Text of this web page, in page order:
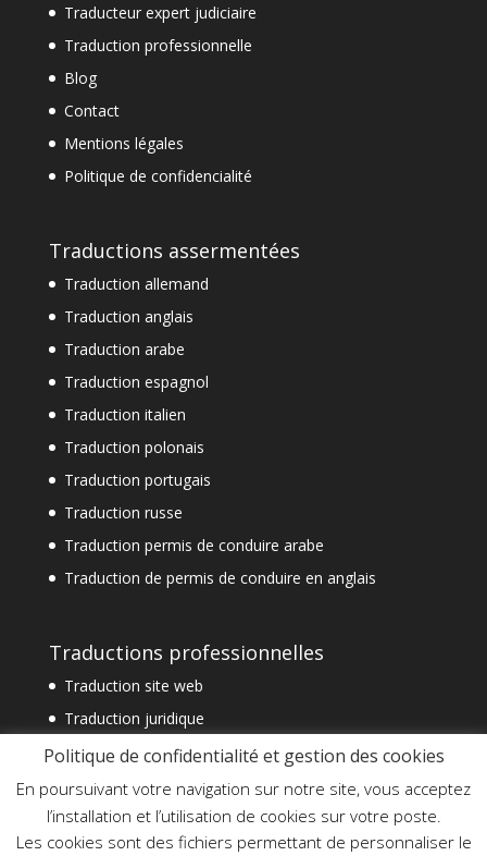
Traducteur expert judiciaire
Traduction professionnelle
Blog
Contact
Mentions légales
Politique de confidencialité
Traductions assermentées
Traduction allemand
Traduction anglais
Traduction arabe
Traduction espagnol
Traduction italien
Traduction polonais
Traduction portugais
Traduction russe
Traduction permis de conduire arabe
Traduction de permis de conduire en anglais
Traductions professionnelles
Traduction site web
Traduction juridique
Traduction technique
Traduction spécialisée
Traduction financière
Traduction commerciale
Politique de confidentialité et gestion des cookies
En poursuivant votre navigation sur notre site, vous acceptez
l’installation et l’utilisation de cookies sur votre poste.
Les cookies sont des fichiers permettant de personnaliser le